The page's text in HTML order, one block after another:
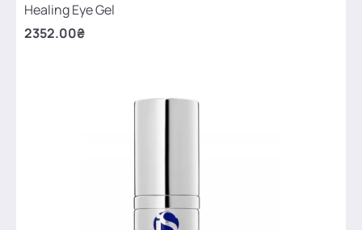
Healing Eye Gel
2352.00₴